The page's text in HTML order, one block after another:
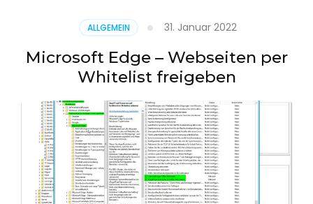
(UPN)
im
Active
Directory
ALLGEMEIN 31. Januar 2022
Microsoft Edge – Webseiten per
Whitelist freigeben